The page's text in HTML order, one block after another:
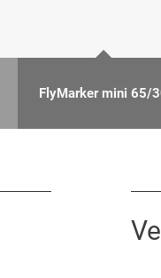
FlyMarker mini 65/